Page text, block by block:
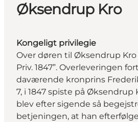
Øksendrup Kro
Kongeligt privilegie
Over døren til Øksendrup Kro
Priv. 1847”. Overleveringen
daværende kronprins
7, i 1847 spiste på Øksendrup
blev efter sigende så
betjeningen, at han